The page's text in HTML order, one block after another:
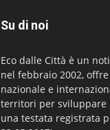
Su di noi
Eco dalle Città è un
nel febbraio 2002,
nazionale e
territori per sviluppare
una testata registrata